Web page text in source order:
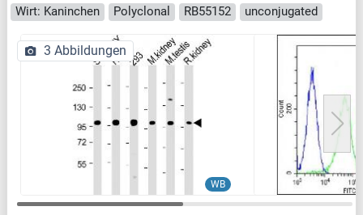
Wirt: Kaninchen
Polyclonal RB55152 unconjugated
WB
3 Abbildungen